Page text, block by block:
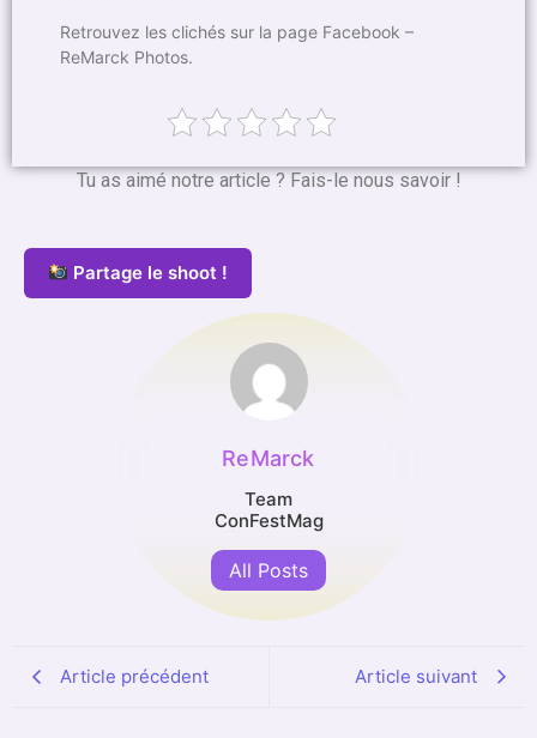
Retrouvez les clichés sur la page Facebook –
ReMarck Photos.
Tu as aimé notre article ? Fais-le nous savoir !
Partage le shoot !
ReMarck
Team
ConFestMag
All Posts
Article précédent Article suivant